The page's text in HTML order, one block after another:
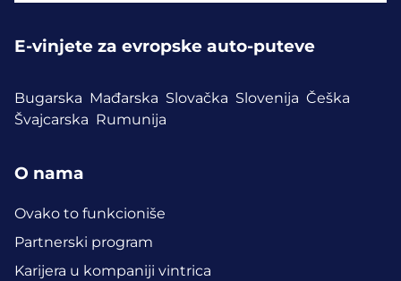
E-vinjete za evropske auto-puteve
Bugarska Mađarska Slovačka Slovenija Češka
Švajcarska Rumunija
O nama
Ovako to funkcioniše
Partnerski program
Karijera u kompaniji vintrica